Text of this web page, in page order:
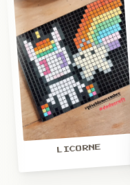
LICORNE